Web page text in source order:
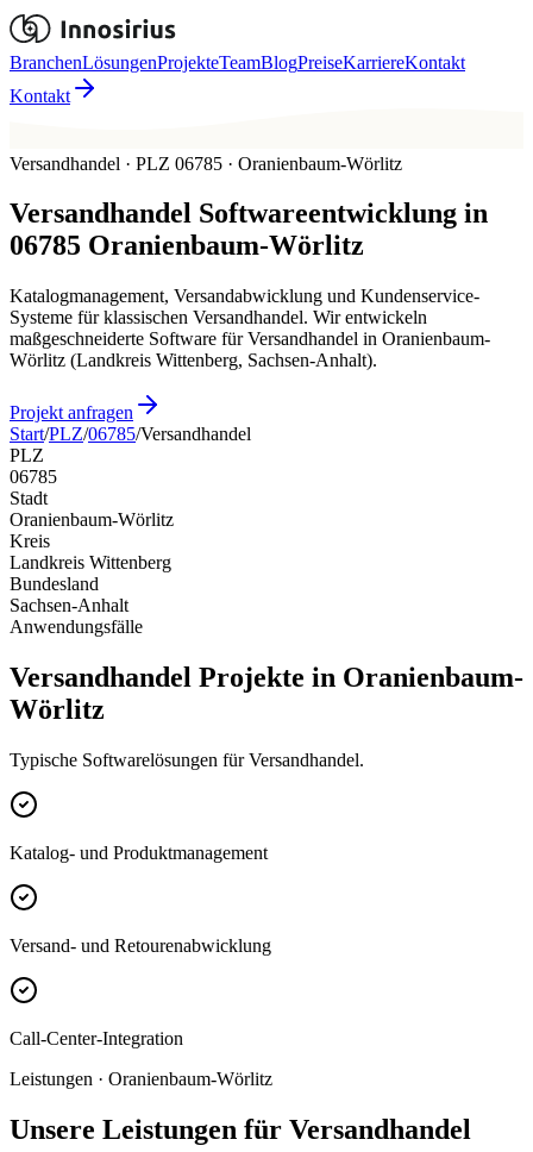
BranchenLösungenProjekteTeamBlogPreiseKarriereKontakt
Kontakt
Versandhandel · PLZ 06785 · Oranienbaum-Wörlitz
Versandhandel Softwareentwicklung in
06785 Oranienbaum-Wörlitz
Katalogmanagement, Versandabwicklung und Kundenservice-
Systeme für klassischen Versandhandel. Wir entwickeln
maßgeschneiderte Software für Versandhandel in Oranienbaum-
Wörlitz (Landkreis Wittenberg, Sachsen-Anhalt).
Projekt anfragen
Start/PLZ/06785/Versandhandel
PLZ
06785
Stadt
Oranienbaum-Wörlitz
Kreis
Landkreis Wittenberg
Bundesland
Sachsen-Anhalt
Anwendungsfälle
Versandhandel Projekte in Oranienbaum-
Wörlitz
Typische Softwarelösungen für Versandhandel.
Katalog- und Produktmanagement
Versand- und Retourenabwicklung
Call-Center-Integration
Leistungen · Oranienbaum-Wörlitz
Unsere Leistungen für Versandhandel